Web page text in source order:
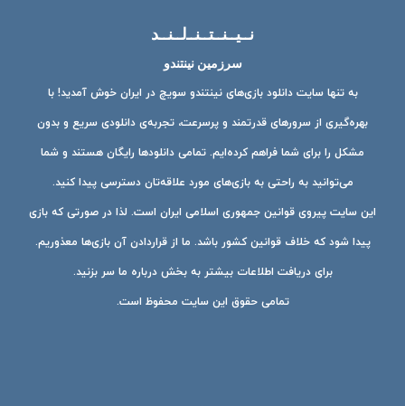
نــیــنــتــنــ‌لــنــد
سرزمین نینتندو
به تنها سایت دانلود بازی‌های نینتندو سویچ در ایران خوش آمدید! با
بهره‌گیری از سرورهای قدرتمند و پرسرعت، تجربه‌ی دانلودی سریع و بدون
مشکل را برای شما فراهم کرده‌ایم. تمامی دانلودها رایگان هستند و شما
می‌توانید به راحتی به بازی‌های مورد علاقه‌تان دسترسی پیدا کنید.
این سایت پیروی قوانین جمهوری اسلامی ایران است. لذا در صورتی که بازی
پیدا شود که خلاف قوانین کشور باشد. ما از قراردادن آن بازی‌ها معذوریم.
برای دریافت اطلاعات بیشتر به بخش درباره ما سر بزنید.
تمامی حقوق این سایت محفوظ است.